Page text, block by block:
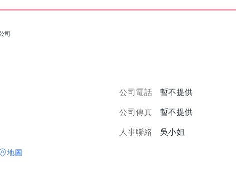
司
公司電話 暫不提供
公司傳真 暫不提供
人事聯絡 吳小姐
地圖